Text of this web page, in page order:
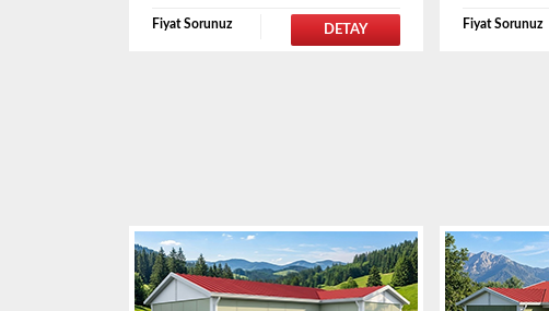
Fiyat Sorunuz DETAY Fiyat Sorunuz